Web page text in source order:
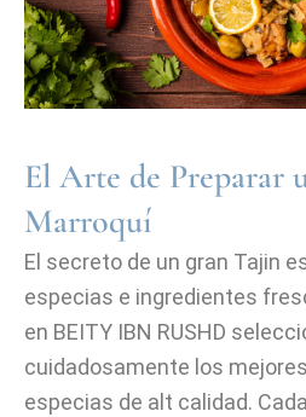
El Arte de Preparar
Marroquí
El secreto de un gran Tajin
especias e ingredientes
en BEITY IBN RUSHD
cuidadosamente los
especias de alt calidad.